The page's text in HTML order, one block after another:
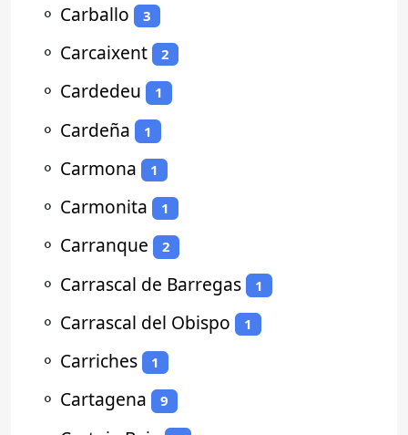
⚬ Carballo 3
⚬ Carcaixent 2
⚬ Cardedeu 1
⚬ Cardeña 1
⚬ Carmona 1
⚬ Carmonita 1
⚬ Carranque 2
⚬ Carrascal de Barregas 1
⚬ Carrascal del Obispo 1
⚬ Carriches 1
⚬ Cartagena 9